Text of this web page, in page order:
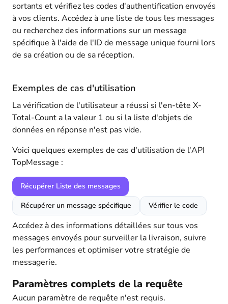
sortants et vérifiez les codes d'authentification envoyés
à vos clients. Accédez à une liste de tous les messages
ou recherchez des informations sur un message
spécifique à l'aide de l'ID de message unique fourni lors
de sa création ou de sa réception.
Exemples de cas d'utilisation
La vérification de l'utilisateur a réussi si l'en-tête X-
Total-Count a la valeur 1 ou si la liste d'objets de
données en réponse n'est pas vide.
Voici quelques exemples de cas d'utilisation de l'API
TopMessage :
Récupérer Liste des messages
Récupérer un message spécifique
Vérifier le code
Accédez à des informations détaillées sur tous vos
messages envoyés pour surveiller la livraison, suivre
les performances et optimiser votre stratégie de
messagerie.
Paramètres complets de la requête
Aucun paramètre de requête n'est requis.